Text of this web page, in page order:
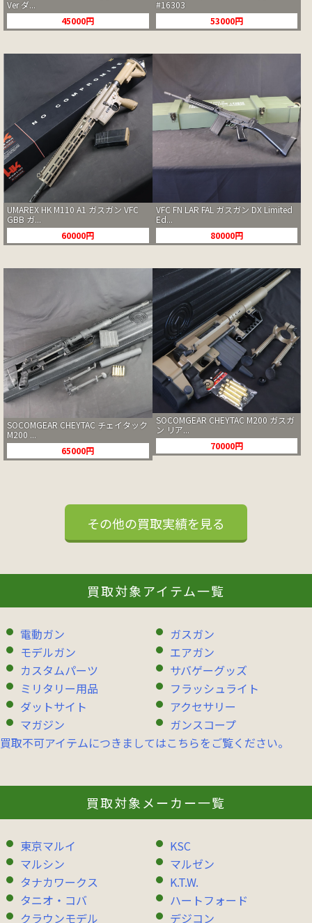
Ver ダ...
45000円
#16303
53000円
UMAREX HK M110 A1 ガスガン VFC
GBB ガ...
60000円
VFC FN LAR FAL ガスガン DX Limited
Ed...
80000円
SOCOMGEAR CHEYTAC チェイタック
M200 ...
65000円
SOCOMGEAR CHEYTAC M200 ガスガ
ン リア...
70000円
その他の買取実績を見る
買取対象アイテム一覧
電動ガン
ガスガン
モデルガン
エアガン
カスタムパーツ
サバゲーグッズ
ミリタリー用品
フラッシュライト
ダットサイト
アクセサリー
マガジン
ガンスコープ
買取不可アイテムにつきましてはこちらをご覧ください。
買取対象メーカー一覧
東京マルイ
KSC
マルシン
マルゼン
タナカワークス
K.T.W.
タニオ・コバ
ハートフォード
クラウンモデル
デジコン